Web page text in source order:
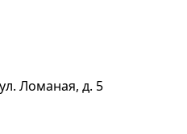
Ломаная, д. 5